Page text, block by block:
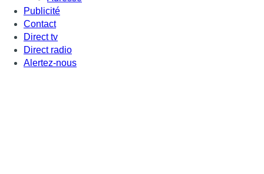
Publicité
Contact
Direct tv
Direct radio
Alertez-nous